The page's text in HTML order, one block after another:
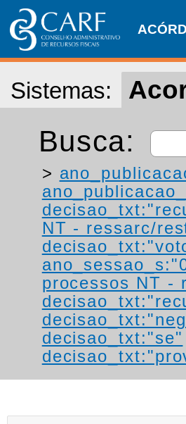
Sistemas:
Busca:
>
NT - ressarc/
processos NT -
decisao_txt:"se"